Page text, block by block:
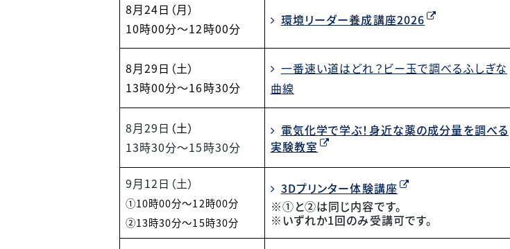
8月24日（月）
10時00分～12時00分
環境リーダー養成講座2026
8月29日（土）
13時00分～16時30分
一番速い道はどれ？ビー玉で調べるふしぎな
曲線
8月29日 （土）
13時30分～15時30分
電気化学で学ぶ！身近な薬の成分量を調べる
実験教室
9月12日（土）
①10時00分～12時00分
②13時30分～15時30分
3Dプリンター体験講座
※①と②は同じ内容です。
※いずれか1回のみ受講可です。